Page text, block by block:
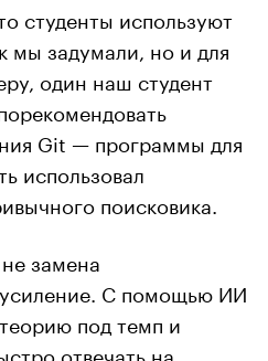
студенты используют
мы задумали, но и для
один наш студент
Git — программы для
использовал
поисковика.
замена
усиление. С помощью ИИ
под темп и
отвечать на